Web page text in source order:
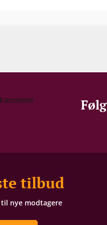
overflødige druer med
druer optimale
tilbud
nye modtagere